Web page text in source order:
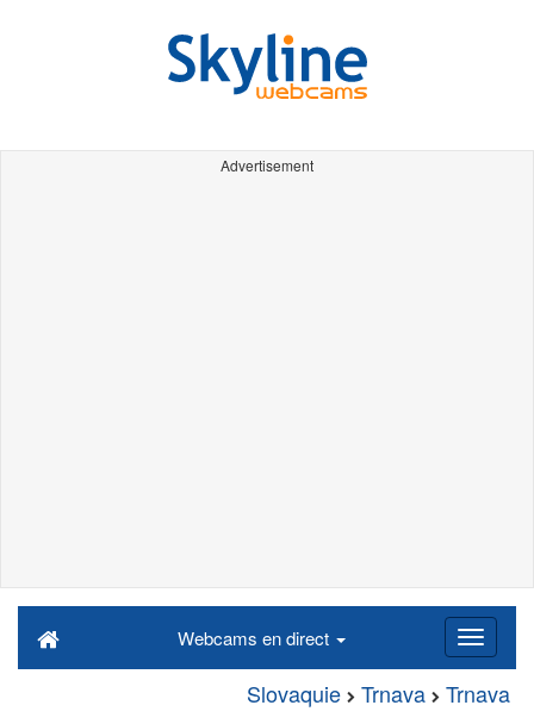
Advertisement
Webcams en direct
Slovaquie Trnava Trnava